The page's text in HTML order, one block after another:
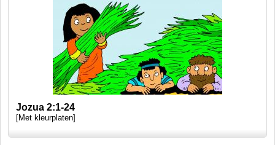
Jozua 2:1-24
[Met kleurplaten]